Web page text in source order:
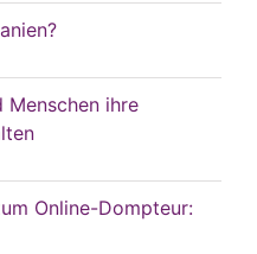
Menschen ihre
Online-Dompteur: